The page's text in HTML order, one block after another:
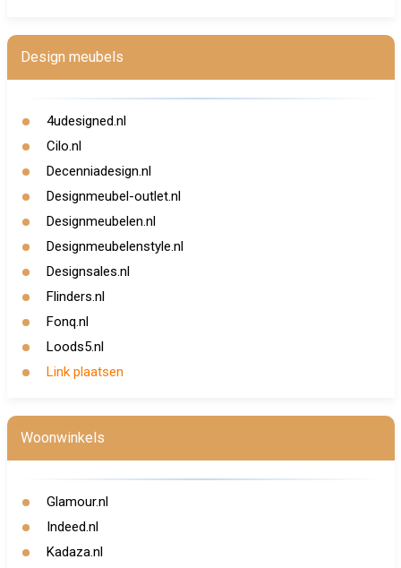
Design meubels
4udesigned.nl
Cilo.nl
Decenniadesign.nl
Designmeubel-outlet.nl
Designmeubelen.nl
Designmeubelenstyle.nl
Designsales.nl
Flinders.nl
Fonq.nl
Loods5.nl
Link plaatsen
Woonwinkels
Glamour.nl
Indeed.nl
Kadaza.nl